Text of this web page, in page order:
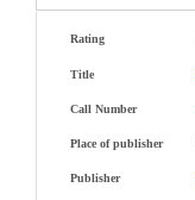
Rating
Title
Call Number
Place of publisher
Publisher